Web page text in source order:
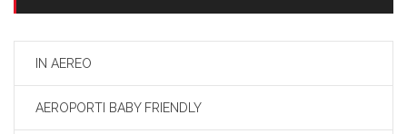
IN AEREO
AEROPORTI BABY FRIENDLY